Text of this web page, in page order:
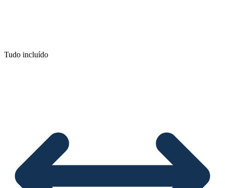
Tudo incluído